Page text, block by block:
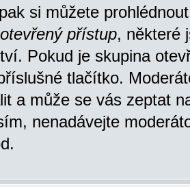
si můžete
otevřený přístup, některé
Pokud je skupina
tlačítko.
a může se vás zeptat
nenadávejte